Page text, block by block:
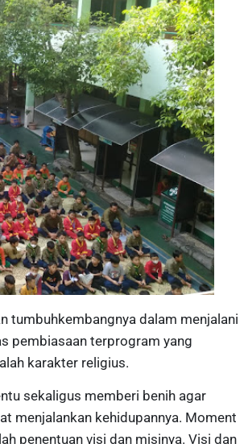
tumbuhkembangnya dalam menjalani
pembiasaan terprogram yang
karakter religius.
sekaligus memberi benih agar
menjalankan kehidupannya. Moment
penentuan visi dan misinya. Visi dan